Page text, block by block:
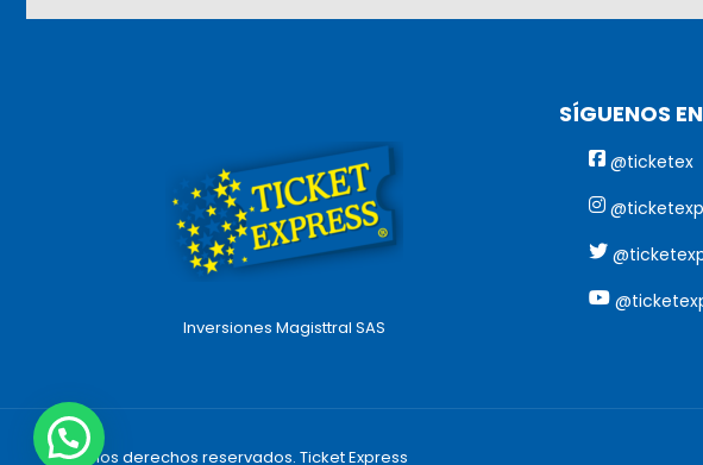
Inversiones Magisttral SAS
SÍGUENOS
@ticketex
Todos los derechos reservados. Ticket Express